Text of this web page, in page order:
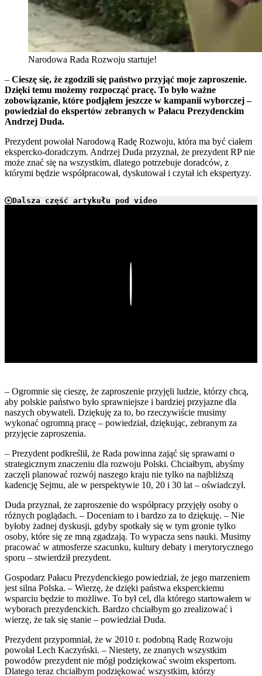
Narodowa Rada Rozwoju startuje!
– Cieszę się, że zgodzili się państwo przyjąć moje zaproszenie.
Dzięki temu możemy rozpocząć pracę. To było ważne
zobowiązanie, które podjąłem jeszcze w kampanii wyborczej –
powiedział do ekspertów zebranych w Pałacu Prezydenckim
Andrzej Duda.
Prezydent powołał Narodową Radę Rozwoju, która ma być ciałem
ekspercko-doradczym. Andrzej Duda przyznał, że prezydent RP nie
może znać się na wszystkim, dlatego potrzebuje doradców, z
którymi będzie współpracował, dyskutował i czytał ich ekspertyzy.
Dalsza część artykułu pod video
– Ogromnie się cieszę, że zaproszenie przyjęli ludzie, którzy chcą,
aby polskie państwo było sprawniejsze i bardziej przyjazne dla
naszych obywateli. Dziękuję za to, bo rzeczywiście musimy
wykonać ogromną pracę – powiedział, dziękując, zebranym za
przyjęcie zaproszenia.
– Prezydent podkreślił, że Rada powinna zająć się sprawami o
strategicznym znaczeniu dla rozwoju Polski. Chciałbym, abyśmy
zaczęli planować rozwój naszego kraju nie tylko na najbliższą
kadencję Sejmu, ale w perspektywie 10, 20 i 30 lat – oświadczył.
Duda przyznał, że zaproszenie do współpracy przyjęły osoby o
różnych poglądach. – Doceniam to i bardzo za to dziękuję. – Nie
byłoby żadnej dyskusji, gdyby spotkały się w tym gronie tylko
osoby, które się ze mną zgadzają. To wypacza sens nauki. Musimy
pracować w atmosferze szacunku, kultury debaty i merytorycznego
sporu – stwierdził prezydent.
Gospodarz Pałacu Prezydenckiego powiedział, że jego marzeniem
jest silna Polska. – Wierzę, że dzięki państwa eksperckiemu
wsparciu będzie to możliwe. To był cel, dla którego startowałem w
wyborach prezydenckich. Bardzo chciałbym go zrealizować i
wierzę, że tak się stanie – powiedział Duda.
Prezydent przypomniał, że w 2010 r. podobną Radę Rozwoju
powołał Lech Kaczyński. – Niestety, ze znanych wszystkim
powodów prezydent nie mógł podziękować swoim ekspertom.
Dlatego teraz chciałbym podziękować wszystkim, którzy